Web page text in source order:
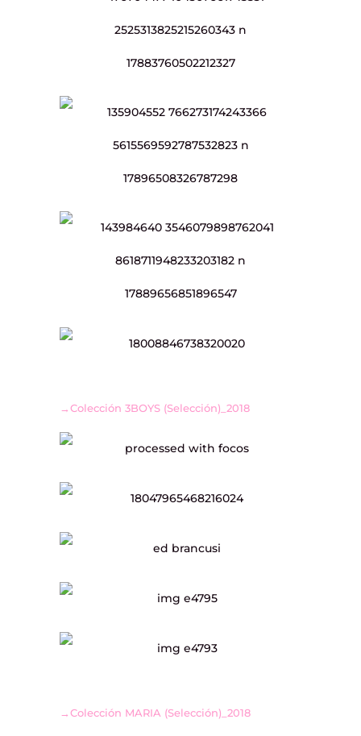
→Colección 3BOYS (Selección)_2018
→Colección MARIA (Selección)_2018